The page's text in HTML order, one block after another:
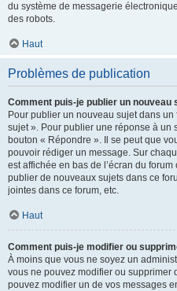
du système de messagerie
des robots.
Haut
Problèmes de publication
Comment puis-je publier un nouveau
Pour publier un nouveau sujet dans
sujet ». Pour publier une réponse à un
bouton « Répondre ». Il se peut que
pouvoir rédiger un message. Sur
est affichée en bas de l’écran du
publier de nouveaux sujets dans ce
jointes dans ce forum, etc.
Haut
Comment puis-je modifier ou
À moins que vous ne soyez un
vous ne pouvez modifier ou supprimer
pouvez modifier un de vos messages